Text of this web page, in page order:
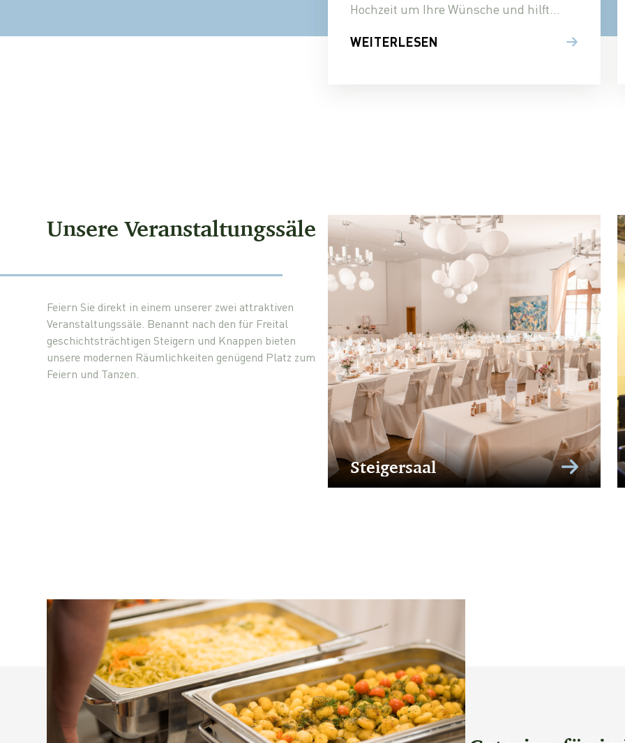
Hochzeit um Ihre Wünsche und hilft
WEITERLESEN
Unsere Veranstaltungssäle
Feiern Sie direkt in einem unserer zwei attraktiven
Veranstaltungssäle. Benannt nach den für Freital
geschichtsträchtigen Steigern und Knappen bieten
unsere modernen Räumlichkeiten genügend Platz zum
Feiern und Tanzen.
Steigersaal